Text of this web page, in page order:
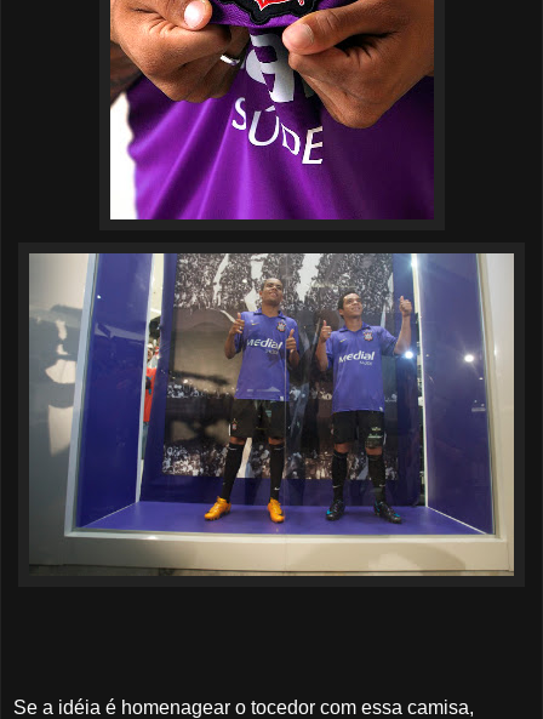
Se a idéia é homenagear o tocedor com essa camisa,